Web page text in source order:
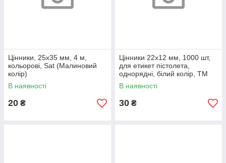
Цінники, 25х35 мм, 4 м,
кольорові, Sat (Малиновий
колір)
В наявності
20 ₴
Цінники 22х12 мм, 1000 шт,
для етикет пістолета,
однорядні, білий колір, TM
"Joyko"
В наявності
30 ₴